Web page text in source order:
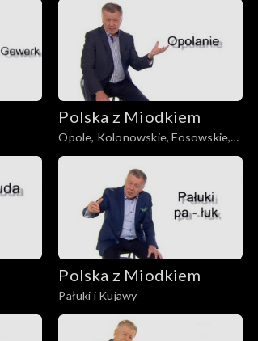
Polska z Miodkiem
Opole, Kolonowskie, Fosowskie,
Zawadzkie
Polska z Miodkiem
Pałuki i Kujawy